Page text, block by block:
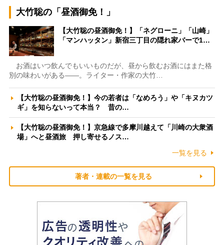
大竹聡の「昼酒御免！」
【大竹聡の昼酒御免！】「ネグローニ」「山崎」
「マンハッタン」新宿三丁目の隠れ家バーで1…
お酒はいつ飲んでもいいものだが、昼から飲むお酒にはまた格
別の味わいがある――。ライター・作家の大竹…
【大竹聡の昼酒御免！】今の若者は「なめろう」や「キヌカツ
ギ」を知らないって本当？ 昔の…
【大竹聡の昼酒御免！】京急線で多摩川越えて「川崎の大衆酒
場」へと昼酒旅 押し寄せるノス…
一覧を見る
著者・連載の一覧を見る